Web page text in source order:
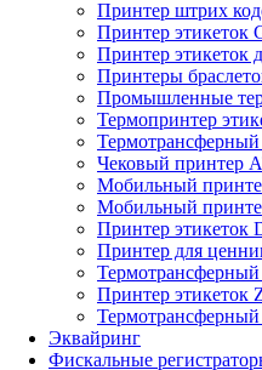
Принтер штрих
Принтер этикеток
Принтер этикеток
Принтеры
Промышленные
Термопринтер
Чековый принтер
Мобильный
Мобильный
Принтер этикеток
Принтер для
Принтер этикеток
Эквайринг
Фискальные